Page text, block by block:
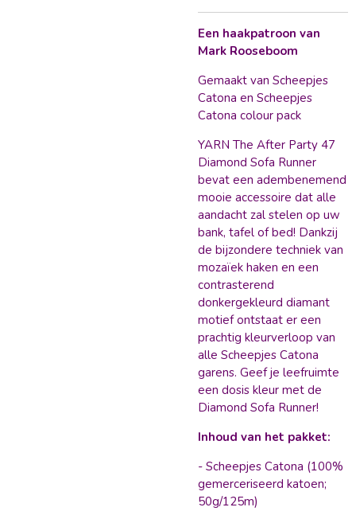
Een haakpatroon van
Mark Rooseboom
Gemaakt van Scheepjes
Catona en Scheepjes
Catona colour pack
YARN The After Party 47
Diamond Sofa Runner
bevat een adembenemend
mooie accessoire dat alle
aandacht zal stelen op uw
bank, tafel of bed! Dankzij
de bijzondere techniek van
mozaïek haken en een
contrasterend
donkergekleurd diamant
motief ontstaat er een
prachtig kleurverloop van
alle Scheepjes Catona
garens. Geef je leefruimte
een dosis kleur met de
Diamond Sofa Runner!
Inhoud van het pakket:
- Scheepjes Catona (100%
gemerceriseerd katoen;
50g/125m)